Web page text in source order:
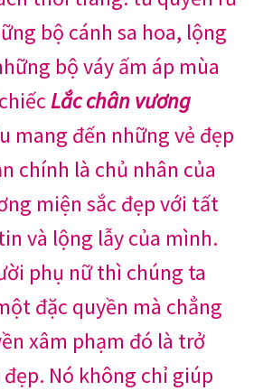
bộ cánh sa hoa, lộng
bộ váy ấm áp mùa
Lắc chân vương
mang đến những vẻ đẹp
chính là chủ nhân của
miện sắc đẹp với tất
và lộng lẫy của mình.
phụ nữ thì chúng ta
đặc quyền mà chẳng
xâm phạm đó là trở
Nó không chỉ giúp